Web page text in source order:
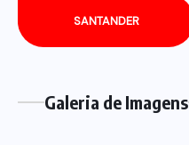
SANTANDER
Galeria de Imagens